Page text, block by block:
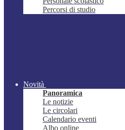
Percorsi di studio
Novità
Panoramica
Le notizie
Le circolari
Calendario eventi
Albo online